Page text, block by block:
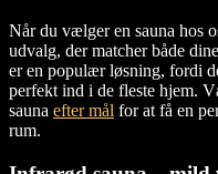
Når du vælger en sauna hos
udvalg, der matcher både
er en populær løsning, fordi
perfekt ind i de fleste hjem.
sauna efter mål for at få en
rum.